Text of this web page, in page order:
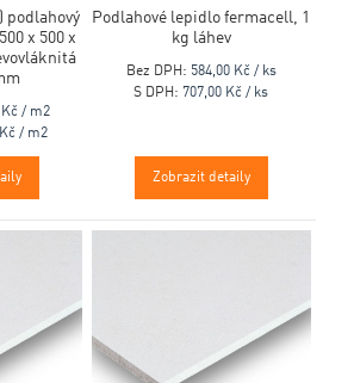
podlahový
x 500 x
Kč / m2
/ m2
Podlahové lepidlo fermacell, 1
kg láhev
Bez DPH: 584,00 Kč / ks
S DPH: 707,00 Kč / ks
Zobrazit detaily